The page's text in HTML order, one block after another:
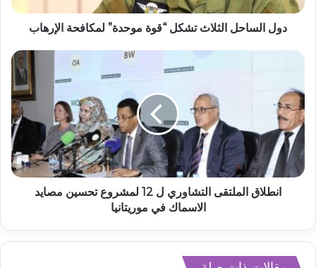
دول الساحل الثلاث تشكل “قوة موحدة” لمكافحة الإرهاب
انطلاق الملتقى التشاوري ل 12 لمشروع تحسين مصايد
الاسماك في موريتانيا